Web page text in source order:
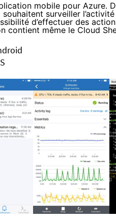
mobile pour Azure.
surveiller
d’effectuer des
contient même le Cloud